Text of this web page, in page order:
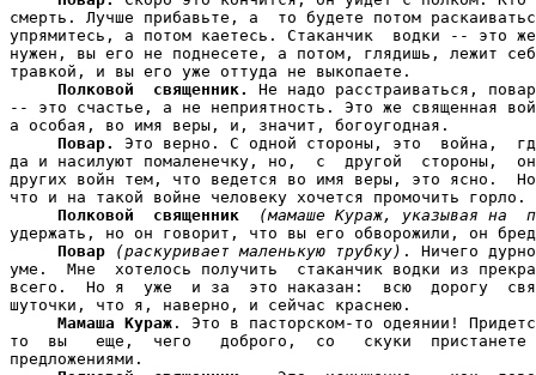
смерть. Лучше прибавьте, а  то будете потом
упрямитесь, а потом каетесь. Стаканчик  водки -- это
нужен, вы его не поднесете, а потом, глядишь, лежит
травкой, и вы его уже оттуда не выкопаете.
Полковой  священник.
Не надо расстраиваться,
-- это счастье, а не неприятность. Это же священная
а особая, во имя веры, и, значит, богоугодная.
Повар.
Это верно. С одной стороны, это  война,
да и насилуют помаленечку, но,  с  другой  стороны,
других войн тем, что ведется во имя веры, это ясно.
что и на такой войне человеку хочется промочить горло.
Полковой  священник
(мамаше Кураж, указывая на
удержать, но он говорит, что вы его обворожили, он
Повар
(раскуривает маленькую трубку) . Ничего
уме.  Мне  хотелось получить  стаканчик водки из
всего.  Но я  уже  и за  это наказан:  всю  дорогу
шуточки, что я, наверно, и сейчас краснею.
Мамаша Кураж . Это в пасторском-то одеянии!
то  вы   еще,  чего   доброго,  со   скуки  пристанете
предложениями.